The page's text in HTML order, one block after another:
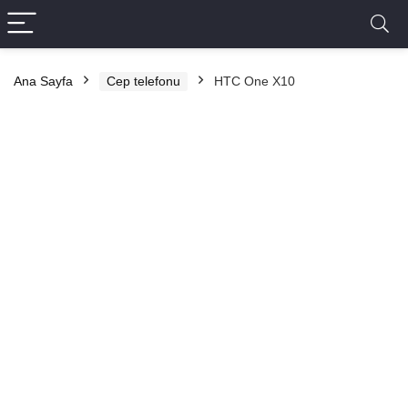
Ana Sayfa Cep telefonu HTC One X10